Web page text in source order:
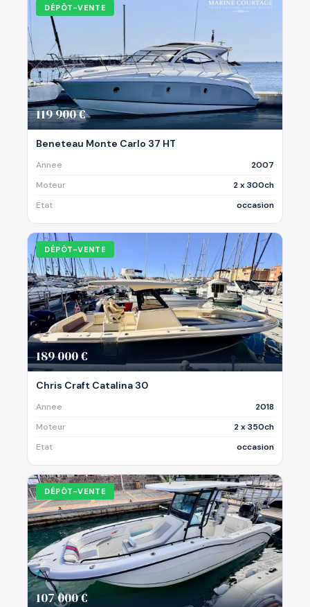
DÉPÔT-VENTE
119 900 €
Beneteau Monte Carlo 37 HT
Annee
2007
Moteur
2 x 300ch
Etat
occasion
DÉPÔT-VENTE
189 000 €
Chris Craft Catalina 30
Annee
2018
Moteur
2 x 350ch
Etat
occasion
DÉPÔT-VENTE
107 000 €